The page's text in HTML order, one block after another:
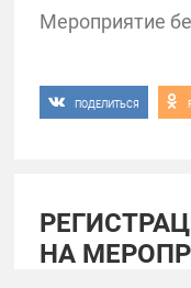
Мероприятие
ПОДЕЛИТЬСЯ
НА